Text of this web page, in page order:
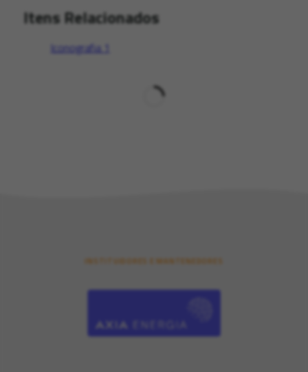
Itens Relacionados
Iconografia
INSTITUIDORES E MANTENEDORES